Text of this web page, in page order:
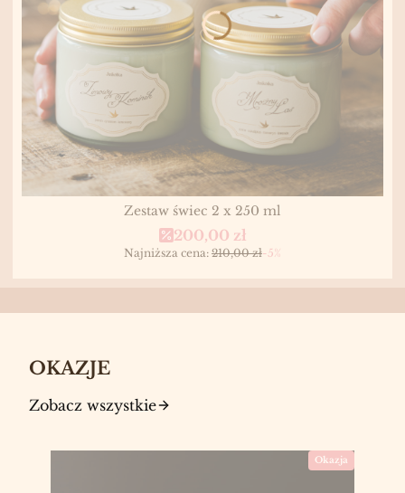
Zestaw świec 2 x 250 ml
Cena promocyjna
200,00 zł
Najniższa cena: 210,00 zł-5%
OKAZJE
Zobacz wszystkie
Okazja